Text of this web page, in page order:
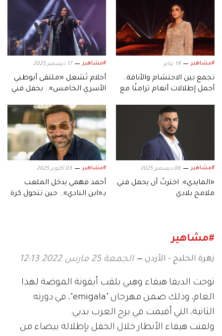
#مشاهير 19 يناير
تجمع بين الاحتشام والأناقة..
أجمل إطلالات أنغام تزامنًا مع
#مشاهير 17 ديسمبر 2025
أحلام تُشعل «ملتقى أبوظبي
الأسري الخامس».. بحفل فني
#مشاهير 06 ديسمبر 2025
«المايدي»: اخترتُ أن يحمل فني
ملامح بلادي
#مشاهير 03 أكتوبر 2025
أحمد فهمي يدخل الملعب
بـ«ابن النادي».. حين تتحول كرة
#مشاهير
زهرة الخليج - الأردن الجمعة 25 مارس 2022 12:13
توجت الديفا هيفاء وهبي بلقب أيقونة الموضة لهذا
العام، وذلك ضمن مهرجان "emigala"، في دورته
الثانية، التي أقيمت في برج العرب بدبي.
ولفتت هيفاء الأنظار خلال الحفل بإطلالة بيضاء من